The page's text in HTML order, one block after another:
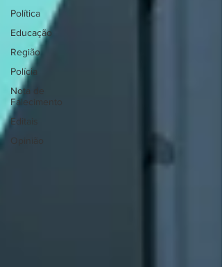
Política
Educação
Região
Polícia
Nota de
Falecimento
Editais
Opinião